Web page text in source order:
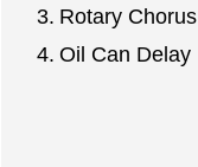
Rotary Chorus
Oil Can Delay